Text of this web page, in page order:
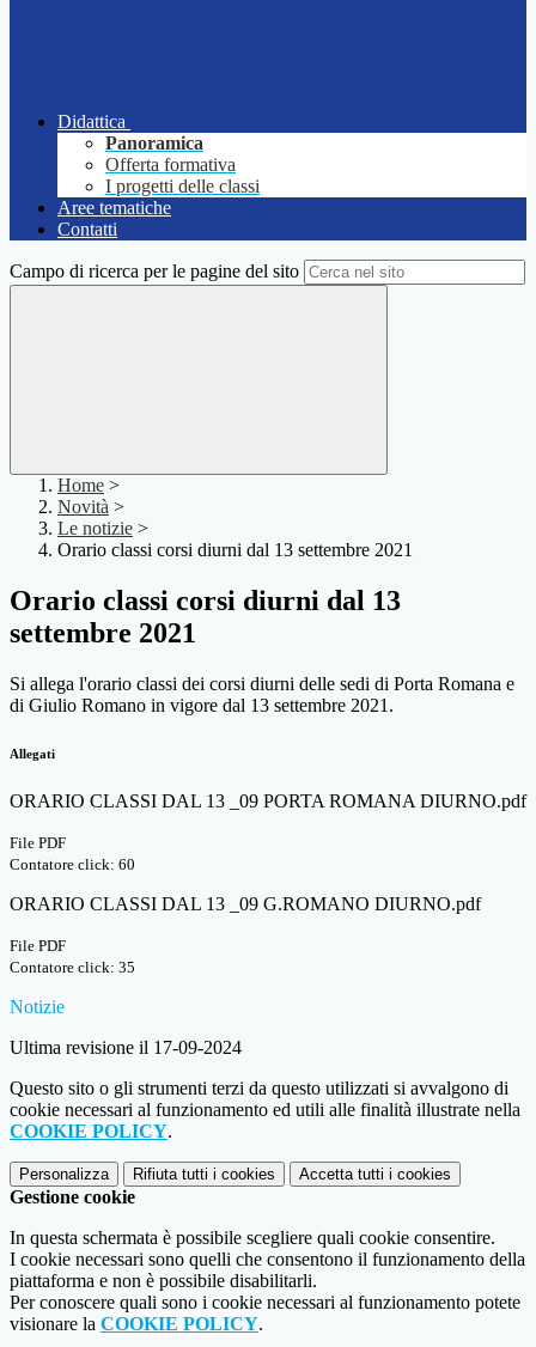
Didattica
Panoramica
Offerta formativa
I progetti delle classi
Aree tematiche
Contatti
Campo di ricerca per le pagine del sito
Home >
Novità >
Le notizie >
Orario classi corsi diurni dal 13 settembre 2021
Orario classi corsi diurni dal 13
settembre 2021
Si allega l'orario classi dei corsi diurni delle sedi di Porta Romana e
di Giulio Romano in vigore dal 13 settembre 2021.
Allegati
ORARIO CLASSI DAL 13 _09 PORTA ROMANA DIURNO.pdf
File PDF
Contatore click: 60
ORARIO CLASSI DAL 13 _09 G.ROMANO DIURNO.pdf
File PDF
Contatore click: 35
Notizie
Ultima revisione il 17-09-2024
Questo sito o gli strumenti terzi da questo utilizzati si avvalgono di
cookie necessari al funzionamento ed utili alle finalità illustrate nella
COOKIE POLICY.
Personalizza Rifiuta tutti i cookies Accetta tutti i cookies
Gestione cookie
In questa schermata è possibile scegliere quali cookie consentire.
I cookie necessari sono quelli che consentono il funzionamento della
piattaforma e non è possibile disabilitarli.
Per conoscere quali sono i cookie necessari al funzionamento potete
visionare la COOKIE POLICY.